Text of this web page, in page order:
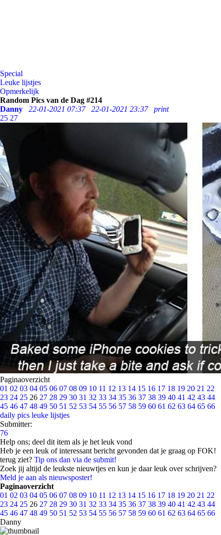
Special
Leuke lijstjes
Opmerkelijk
Random Pics van de Dag #214
Danny
22-01-2021 07:37 22-01-2021 23:37
print
25 27
Paginaoverzicht
01 02 03 04 05 06 07 08 09 10 11 12 13 14 15 16 17 18 19 20 21 22
23 24 25 26 27 28 29 30 31 32 33 34 35 36 37 38 39 40 41 42 43 44
45 46 47 48 49 50 51 52 53 54 55 56 57 58 59 60 61 62 63 64 65 66
daily pics leuke lijstjes
Submitter:
76
Help ons; deel dit item als je het leuk vond
Heb je een leuk of interessant bericht gevonden dat je graag op FOK!
terug ziet? Tip ons dan via de submit!
Zoek jij altijd de leukste nieuwtjes en kun je daar leuk over schrijven?
Meld je aan als nieuwsposter!
Paginaoverzicht
01 02 03 04 05 06 07 08 09 10 11 12 13 14 15 16 17 18 19 20 21 22
23 24 25 26 27 28 29 30 31 32 33 34 35 36 37 38 39 40 41 42 43 44
45 46 47 48 49 50 51 52 53 54 55 56 57 58 59 60 61 62 63 64 65 66
Danny